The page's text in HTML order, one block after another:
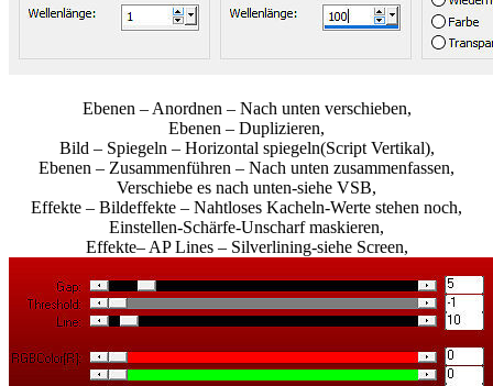
Ebenen – Anordnen – Nach unten verschieben,
Ebenen – Duplizieren,
Bild – Spiegeln – Horizontal spiegeln(Script Vertikal),
Ebenen – Zusammenführen – Nach unten zusammenfassen,
Verschiebe es nach unten-siehe VSB,
Effekte – Bildeffekte – Nahtloses Kacheln-Werte stehen noch,
Einstellen-Schärfe-Unscharf maskieren,
Effekte– AP Lines – Silverlining-siehe Screen,